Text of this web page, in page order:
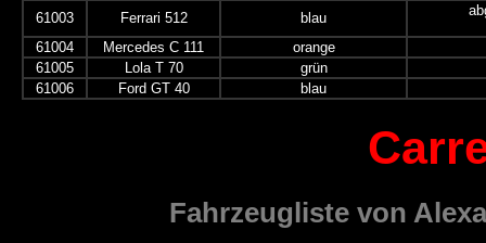
61003 Ferrari 512 blau
61004 Mercedes C 111
orange
61005
Lola T 70
grün
61006
Ford GT 40 blau
Fahrzeugliste von